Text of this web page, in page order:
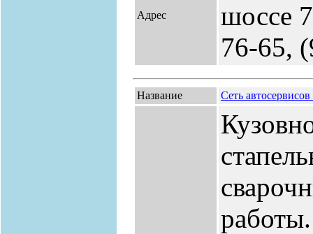
Адрес
шоссе
76-65,
Название Сеть